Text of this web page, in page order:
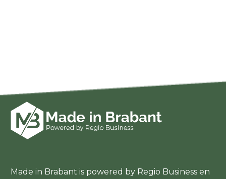
Made in Brabant is powered by Regio Business en